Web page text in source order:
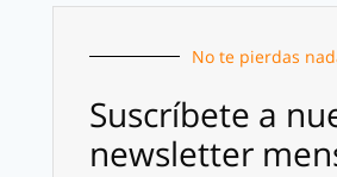
No te pierdas
Suscríbete a
newsletter